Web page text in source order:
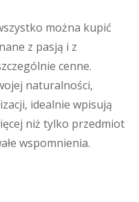
można kupić
z pasją i z
cenne.
naturalności,
idealnie wpisują
niż tylko przedmiot
wspomnienia.